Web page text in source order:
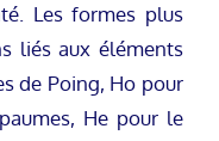
Les formes plus
liés aux éléments
de Poing, Ho pour
He pour le